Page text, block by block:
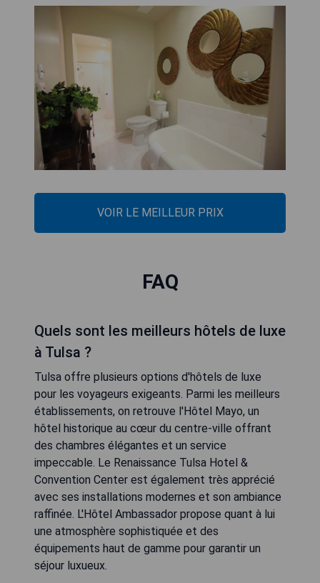
VOIR LE MEILLEUR PRIX
FAQ
Quels sont les meilleurs hôtels de luxe
à Tulsa ?
Tulsa offre plusieurs options d'hôtels de luxe
pour les voyageurs exigeants. Parmi les meilleurs
établissements, on retrouve l'Hôtel Mayo, un
hôtel historique au cœur du centre-ville offrant
des chambres élégantes et un service
impeccable. Le Renaissance Tulsa Hotel &
Convention Center est également très apprécié
avec ses installations modernes et son ambiance
raffinée. L'Hôtel Ambassador propose quant à lui
une atmosphère sophistiquée et des
équipements haut de gamme pour garantir un
séjour luxueux.